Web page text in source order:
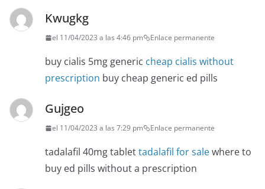
Kwugkg
el 11/04/2023 a las 4:46 pm Enlace permanente
buy cialis 5mg generic cheap cialis without
prescription buy cheap generic ed pills
Gujgeo
el 11/04/2023 a las 7:29 pm Enlace permanente
tadalafil 40mg tablettadalafil for salewhere to
buy ed pills without a prescription